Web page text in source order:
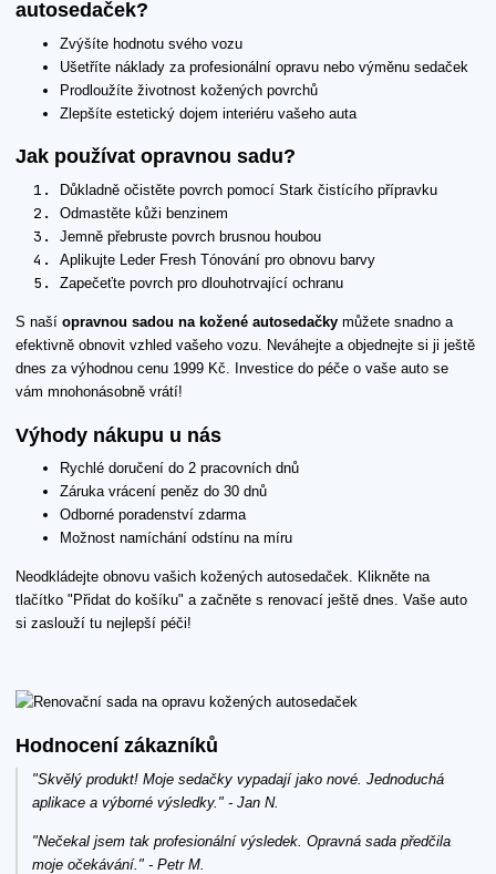
autosedaček?
Zvýšíte hodnotu svého vozu
Ušetříte náklady za profesionální opravu nebo výměnu sedaček
Prodloužíte životnost kožených povrchů
Zlepšíte estetický dojem interiéru vašeho auta
Jak používat opravnou sadu?
Důkladně očistěte povrch pomocí Stark čistícího přípravku
Odmastěte kůži benzinem
Jemně přebruste povrch brusnou houbou
Aplikujte Leder Fresh Tónování pro obnovu barvy
Zapečeťte povrch pro dlouhotrvající ochranu
S naší opravnou sadou na kožené autosedačky můžete snadno a
efektivně obnovit vzhled vašeho vozu. Neváhejte a objednejte si ji ještě
dnes za výhodnou cenu 1999 Kč. Investice do péče o vaše auto se
vám mnohonásobně vrátí!
Výhody nákupu u nás
Rychlé doručení do 2 pracovních dnů
Záruka vrácení peněz do 30 dnů
Odborné poradenství zdarma
Možnost namíchání odstínu na míru
Neodkládejte obnovu vašich kožených autosedaček. Klikněte na
tlačítko "Přidat do košíku" a začněte s renovací ještě dnes. Vaše auto
si zaslouží tu nejlepší péči!
Hodnocení zákazníků
"Skvělý produkt! Moje sedačky vypadají jako nové. Jednoduchá
aplikace a výborné výsledky." - Jan N.
"Nečekal jsem tak profesionální výsledek. Opravná sada předčila
moje očekávání." - Petr M.